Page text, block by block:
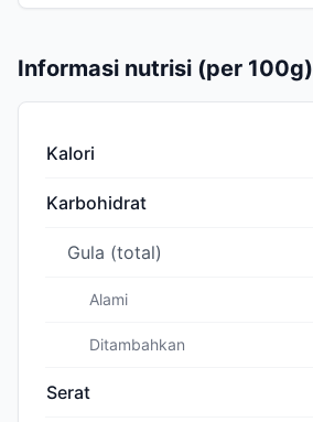
Informasi nutrisi (per 100g)
Kalori
Karbohidrat
Gula (total)
Alami
Ditambahkan
Serat